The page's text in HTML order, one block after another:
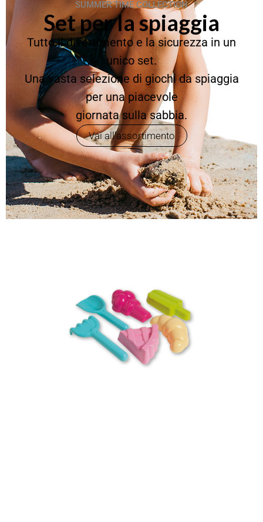
SUMMER TIME COLLECTION
Set per la spiaggia
Tutto il divertimento e la sicurezza in un
unico set.
Una vasta selezione di giochi da spiaggia
per una piacevole
giornata sulla sabbia.
Vai all'assortimento